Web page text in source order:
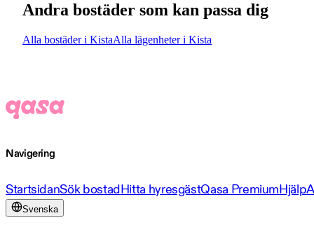
Andra bostäder som kan passa dig
Alla bostäder i KistaAlla lägenheter i Kista
Navigering
StartsidanSök bostadHitta hyresgästQasa PremiumHjälp
Svenska